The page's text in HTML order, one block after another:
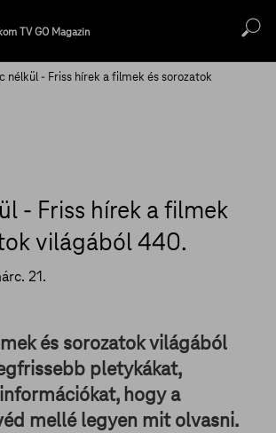
TV GO Magazin
nélkül - Friss hírek a filmek és sorozatok
- Friss hírek a filmek
világából 440.
21.
és sorozatok világából
pletykákat,
hogy a
mellé legyen mit olvasni.